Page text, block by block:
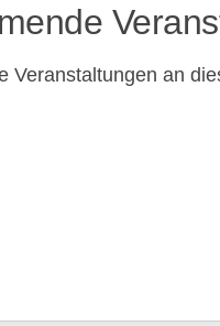
Ver­an­stal­tun­gen an